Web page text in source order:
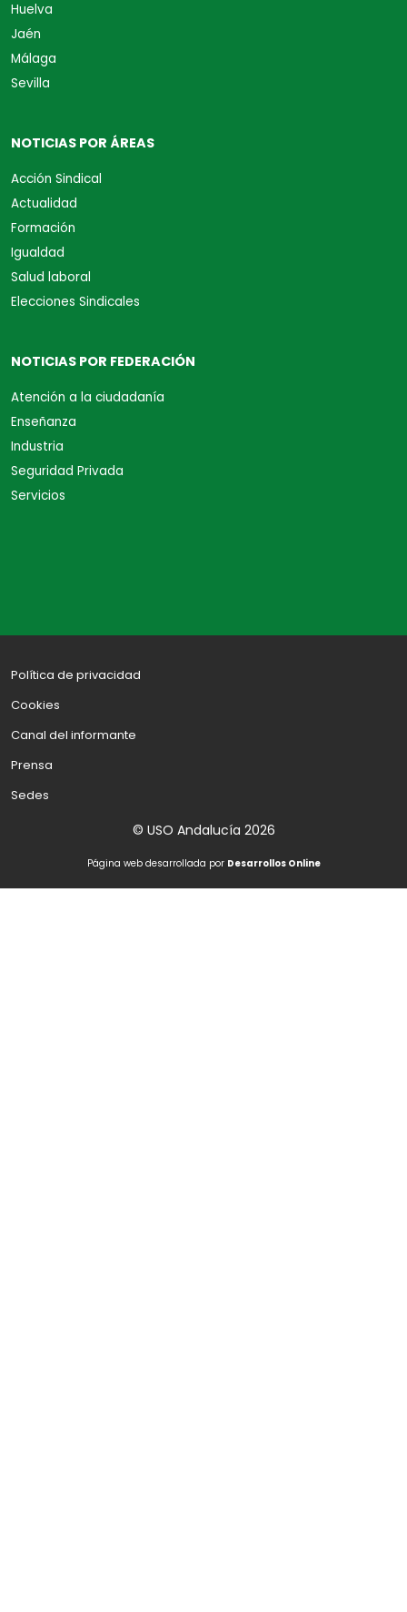
Huelva
Jaén
Málaga
Sevilla
NOTICIAS POR ÁREAS
Acción Sindical
Actualidad
Formación
Igualdad
Salud laboral
Elecciones Sindicales
NOTICIAS POR FEDERACIÓN
Atención a la ciudadanía
Enseñanza
Industria
Seguridad Privada
Servicios
Política de privacidad
Cookies
Canal del informante
Prensa
Sedes
© USO Andalucía 2026
Página web desarrollada por Desarrollos Online